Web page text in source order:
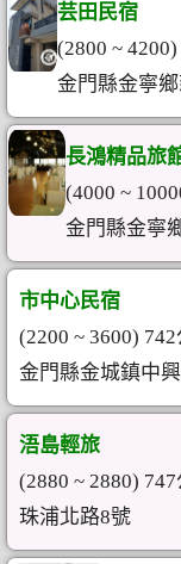
芸田民宿
(2800 ~
金門縣金寧
長鴻精品旅
(4000 ~
金門縣金寧
市中心民宿
(2200 ~ 3600) 742
金門縣金城鎮中
浯島輕旅
(2880 ~ 2880) 747
珠浦北路8號